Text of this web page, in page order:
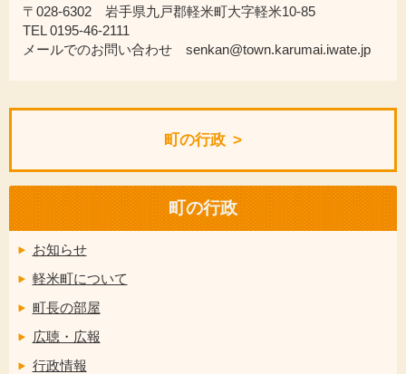
〒028-6302 岩手県九戸郡軽米町大字軽米10-85
TEL 0195-46-2111
メールでのお問い合わせ senkan@town.karumai.iwate.jp
町の行政
町の行政
お知らせ
軽米町について
町長の部屋
広聴・広報
行政情報